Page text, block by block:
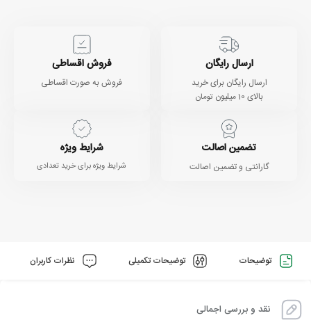
ارسال رایگان
ارسال رایگان برای خرید
بالای 10 میلیون تومان
فروش اقساطی
فروش به صورت اقساطی
تضمین اصالت
گارانتی و تضمین اصالت
شرایط ویژه
شرایط ویژه برای خرید تعدادی
توضیحات توضیحات تکمیلی نظرات کاربران
نقد و بررسی اجمالی